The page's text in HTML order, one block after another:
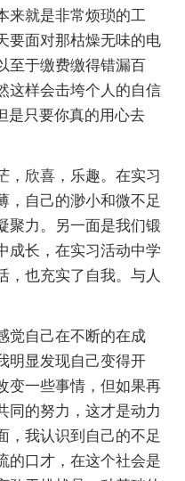
就是非常烦琐的工
要面对那枯燥无味的电
至于缴费缴得错漏百
这样会击垮个人的自信
是只要你真的用心去
欣喜，乐趣。在实习
，自己的渺小和微不足
聚力。另一面是我们锻
成长，在实习活动中学
，也充实了自我。与人
自己在不断的在成
明显发现自己变得开
变一些事情，但如果再
同的努力，这才是动力
，我认识到自己的不足
的口才，在这个社会是